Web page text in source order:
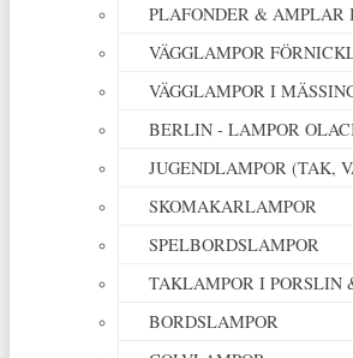
PLAFONDER & AMPLAR
VÄGGLAMPOR
VÄGGLAMPOR I
BERLIN - LAMPOR
JUGENDLAMPOR (TAK,
SKOMAKARLAMPOR
SPELBORDSLAMPOR
TAKLAMPOR I PORSLIN
BORDSLAMPOR